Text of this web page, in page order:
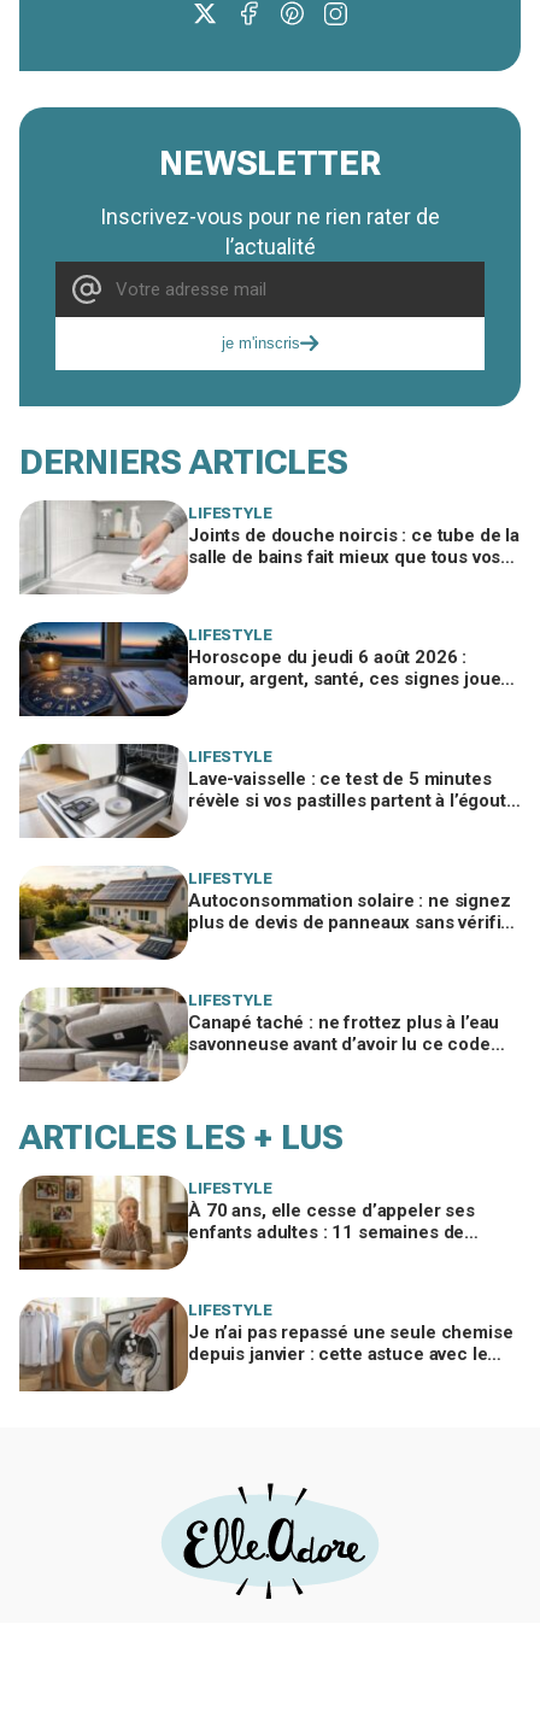
NEWSLETTER
Inscrivez-vous pour ne rien rater de
l’actualité
je m'inscris
DERNIERS ARTICLES
LIFESTYLE
Joints de douche noircis : ce tube de la
salle de bains fait mieux que tous vos
LIFESTYLE
Horoscope du jeudi 6 août 2026 :
amour, argent, santé, ces signes jouent
LIFESTYLE
Lave-vaisselle : ce test de 5 minutes
révèle si vos pastilles partent à l’égout
LIFESTYLE
Autoconsommation solaire : ne signez
plus de devis de panneaux sans vérifier
LIFESTYLE
Canapé taché : ne frottez plus à l’eau
savonneuse avant d’avoir lu ce code
ARTICLES LES + LUS
LIFESTYLE
À 70 ans, elle cesse d’appeler ses
enfants adultes : 11 semaines de
LIFESTYLE
Je n’ai pas repassé une seule chemise
depuis janvier : cette astuce avec le